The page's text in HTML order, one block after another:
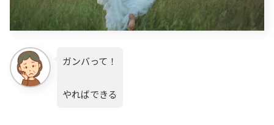
ガンバって！
やればできる